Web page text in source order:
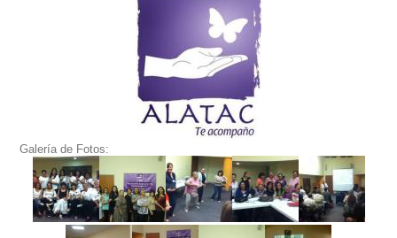
Galería de Fotos: